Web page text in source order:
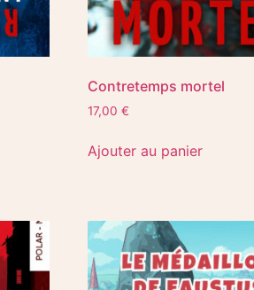
Contretemps mortel
17,00€
Ajouter au panier